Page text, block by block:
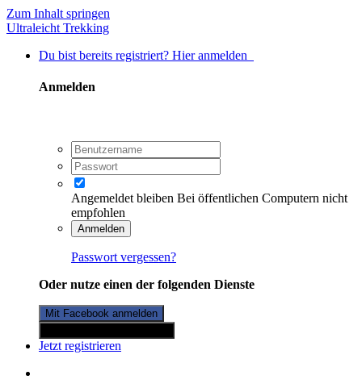
Zum Inhalt springen
Ultraleicht Trekking
Du bist bereits registriert? Hier anmelden
Anmelden
Angemeldet bleiben Bei öffentlichen Computern nicht
empfohlen
Anmelden
Passwort vergessen?
Oder nutze einen der folgenden Dienste
Mit Facebook anmelden
Jetzt registrieren